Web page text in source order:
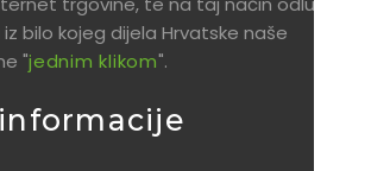
bilo kojeg dijela Hrvatske naše
"jednim klikom".